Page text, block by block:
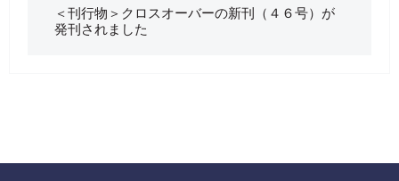
＜刊行物＞クロスオーバーの新刊（４６号）が
発刊されました